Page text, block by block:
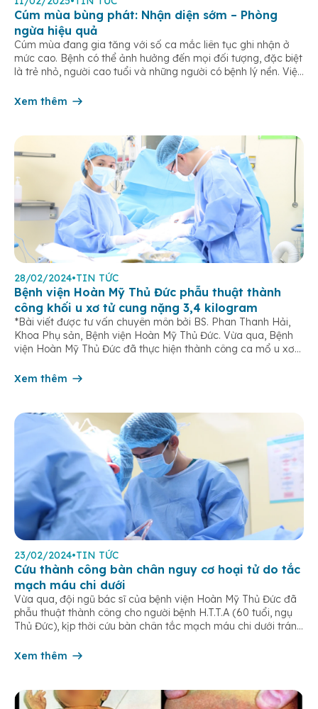
Cúm mùa bùng phát: Nhận diện sớm – Phòng
ngừa hiệu quả
Cúm mùa đang gia tăng với số ca mắc liên tục ghi nhận ở
mức cao. Bệnh có thể ảnh hưởng đến mọi đối tượng, đặc biệt
là trẻ nhỏ, người cao tuổi và những người có bệnh lý nền. Việc
pháp phòng […]
Xem thêm
28/02/2024•TIN TỨC
Bệnh viện Hoàn Mỹ Thủ Đức phẫu thuật thành
công khối u xơ tử cung nặng 3,4 kilogram
*Bài viết được tư vấn chuyên môn bởi BS. Phan Thanh Hải,
Khoa Phụ sản, Bệnh viện Hoàn Mỹ Thủ Đức. Vừa qua, Bệnh
viện Hoàn Mỹ Thủ Đức đã thực hiện thành công ca mổ u xơ
đây, người bệnh thấy bụng […]
Xem thêm
23/02/2024•TIN TỨC
Cứu thành công bàn chân nguy cơ hoại tử do tắc
mạch máu chi dưới
Vừa qua, đội ngũ bác sĩ của bệnh viện Hoàn Mỹ Thủ Đức đã
phẫu thuật thành công cho người bệnh H.T.T.A (60 tuổi, ngụ
Thủ Đức), kịp thời cứu bàn chân tắc mạch máu chi dưới tránh
trong tình trạng cẳng chân […]
Xem thêm